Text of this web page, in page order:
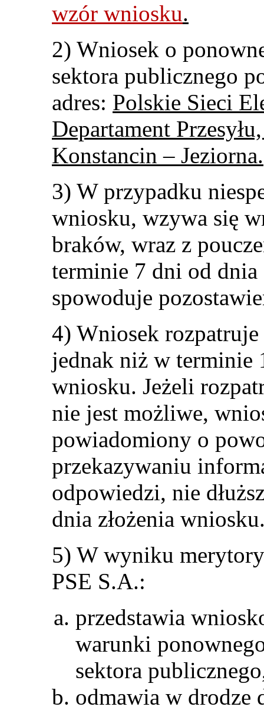
wzór wniosku.
2) Wniosek o
sektora publicznego
adres: Polskie Sieci
Departament
Konstancin – Jeziorna.
3) W przypadku
wniosku, wzywa się
braków, wraz z
terminie 7 dni od
spowoduje
4) Wniosek
jednak niż w terminie
wniosku. Jeżeli
nie jest możliwe,
powiadomiony o
przekazywaniu
odpowiedzi, nie
dnia złożenia
5) W wyniku
PSE S.A.:
przedstawia
warunki
sektora
odmawia w drodze